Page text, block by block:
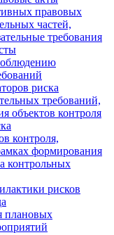
правовых
частей,
требования
риска
требований,
объектов контроля
контроля,
формирования
контрольных
рисков
плановых